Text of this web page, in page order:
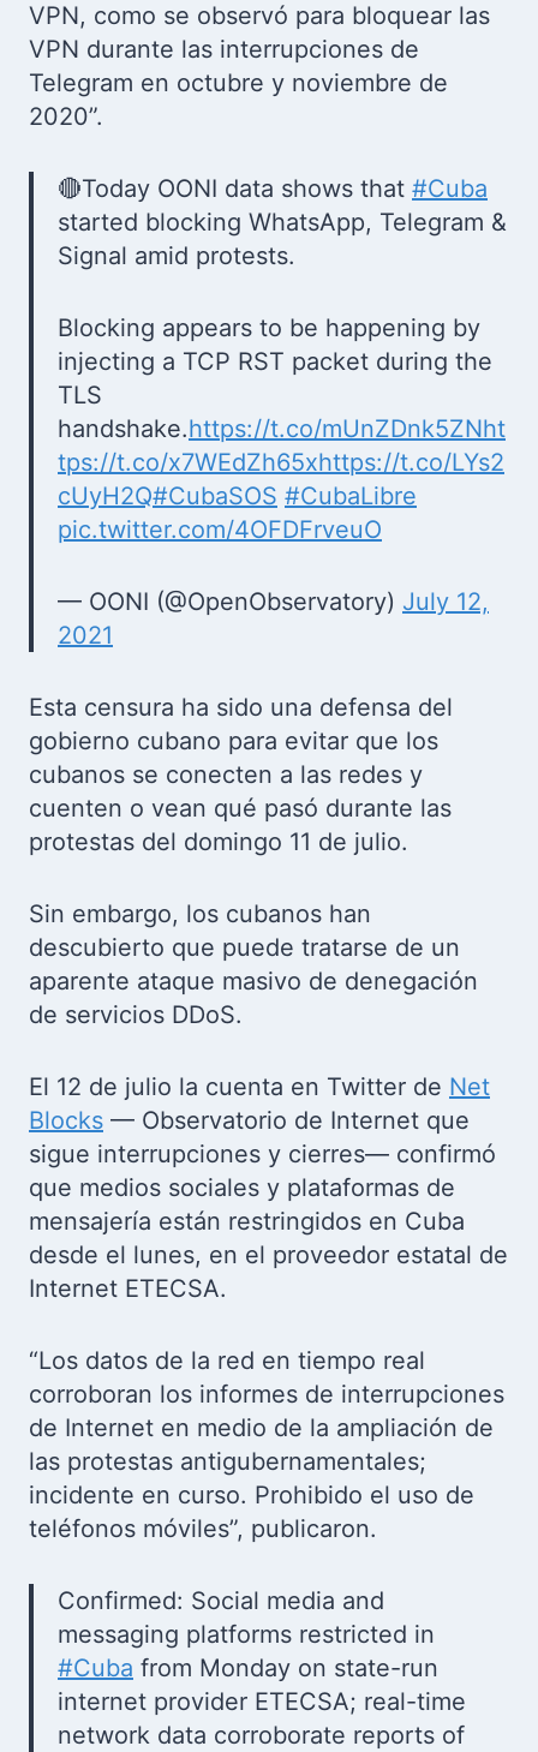
VPN, como se observó para bloquear las
VPN durante las interrupciones de
Telegram en octubre y noviembre de
2020”.
🔴Today OONI data shows that #Cuba
started blocking WhatsApp, Telegram &
Signal amid protests.
Blocking appears to be happening by
injecting a TCP RST packet during the
TLS
handshake.https://t.co/mUnZDnk5ZNht
tps://t.co/x7WEdZh65xhttps://t.co/LYs2
cUyH2Q#CubaSOS #CubaLibre
pic.twitter.com/4OFDFrveuO
— OONI (@OpenObservatory) July 12,
2021
Esta censura ha sido una defensa del
gobierno cubano para evitar que los
cubanos se conecten a las redes y
cuenten o vean qué pasó durante las
protestas del domingo 11 de julio.
Sin embargo, los cubanos han
descubierto que puede tratarse de un
aparente ataque masivo de denegación
de servicios DDoS.
El 12 de julio la cuenta en Twitter de Net
Blocks — Observatorio de Internet que
sigue interrupciones y cierres— confirmó
que medios sociales y plataformas de
mensajería están restringidos en Cuba
desde el lunes, en el proveedor estatal de
Internet ETECSA.
“Los datos de la red en tiempo real
corroboran los informes de interrupciones
de Internet en medio de la ampliación de
las protestas antigubernamentales;
incidente en curso. Prohibido el uso de
teléfonos móviles”, publicaron.
Confirmed: Social media and
messaging platforms restricted in
#Cuba from Monday on state-run
internet provider ETECSA; real-time
network data corroborate reports of